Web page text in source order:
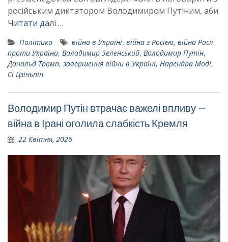
російським диктатором Володимиром Путіним, аби
Читати далі …
Політика війна в Україні, війна з Росією, війна Росії
проти України, Володимир Зеленський, Володимир Путін,
Дональд Трамп, завершення війни в Україні, Нарендра Моді,
Сі Цзіньпін
Володимир Путін втрачає важелі впливу –
війна в Ірані оголила слабкість Кремля
22 Квітня, 2026